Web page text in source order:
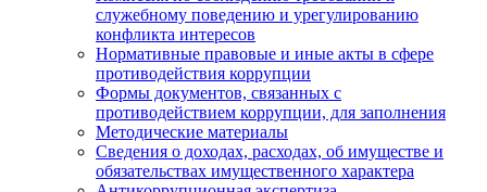
служебному поведению и урегулированию
конфликта интересов
Нормативные правовые и иные акты в сфере
противодействия коррупции
Формы документов, связанных с
противодействием коррупции, для заполнения
Методические материалы
Сведения о доходах, расходах, об имуществе и
обязательствах имущественного характера